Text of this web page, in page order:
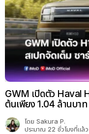
GWM เปิดตัว Haval
ต้นเพียง 1.04 ล้านบาท
โดย Sakura P.
ประมาณ 22 ชั่วโมงที่แล้ว